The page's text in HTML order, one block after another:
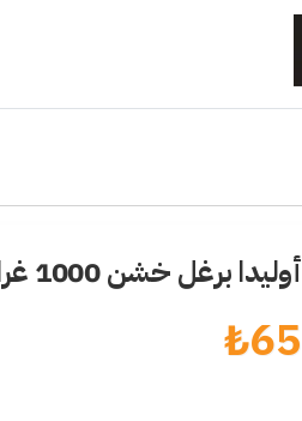
أوليدا برغل خشن 1000 غرام
65
₺